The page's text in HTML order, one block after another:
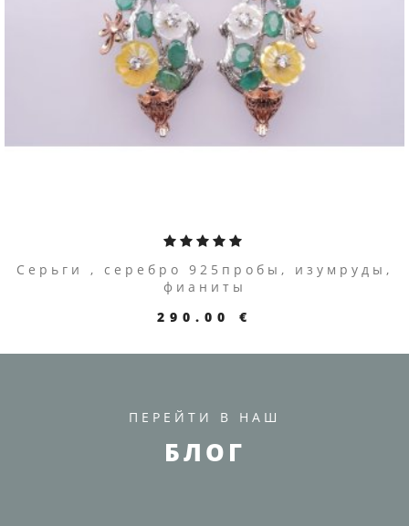
ПЕРЕЙТИ К ТОВАРУ
Серьги , серебро 925пробы, изумруды,
фианиты
290.00 €
ПЕРЕЙТИ В НАШ
БЛОГ